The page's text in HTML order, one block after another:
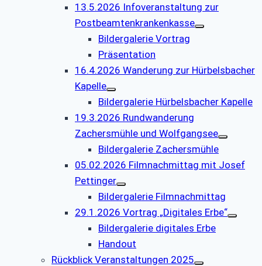
13.5.2026 Infoveranstaltung zur
Postbeamtenkrankenkasse
Bildergalerie Vortrag
Präsentation
16.4.2026 Wanderung zur Hürbelsbacher
Kapelle
Bildergalerie Hürbelsbacher Kapelle
19.3.2026 Rundwanderung
Zachersmühle und Wolfgangsee
Bildergalerie Zachersmühle
05.02.2026 Filmnachmittag mit Josef
Pettinger
Bildergalerie Filmnachmittag
29.1.2026 Vortrag „Digitales Erbe“
Bildergalerie digitales Erbe
Handout
Rückblick Veranstaltungen 2025